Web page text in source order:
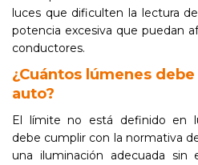
luces que dificulten la lectura
potencia excesiva que puedan
conductores.
¿Cuántos lúmenes
auto?
El límite no está definido en
debe cumplir con la normativa
una iluminación adecuada sin